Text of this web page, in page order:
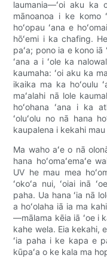
laumania—ʻoi aku ka
mānoanoa i ke komo
hoʻopau ʻana e
hōʻemi i ka chafing.
paʻa; pono ia e kono iā
ʻana a i ʻole ka
kaumaha: ʻoi aku ka
ikaika ma ka hoʻoulu
maʻalahi nā lole
hoʻohana ʻana i ka
ʻoluʻolu no nā hana
kaupalena i kekahi mau
Ma waho aʻe o nā
hana hoʻomaʻemaʻe
UV he mau mea
ʻokoʻa nui, ʻoiai inā
paha. Ua hana ʻia nā
a hoʻolaha iā ia ma
—mālama kēia iā ʻoe i
kahe wela. Eia kekahi, e
ʻia paha i ke kapa e
kūpaʻa o ke kala ma